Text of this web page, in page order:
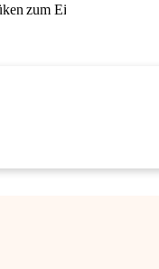
zum Ei